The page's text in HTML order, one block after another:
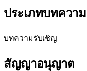
ประเภทบทความ
บทความรับเชิญ
สัญญาอนุญาต